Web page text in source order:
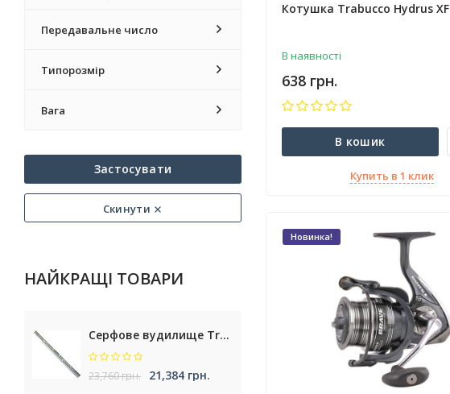
Передавальне число
Типорозмір
Вага
Застосувати
Скинути
НАЙКРАЩІ ТОВАРИ
Серфове вудилище Trabucco Cassiopea NXT Surf
23,760 грн. 21,384 грн.
Котушка Trabucco Hydrus XF
В наявності
638 грн.
В кошик
Купить в 1 клик
Новинка!